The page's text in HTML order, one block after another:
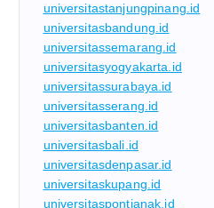
universitastanjungpinang.id
universitasbandung.id
universitassemarang.id
universitasyogyakarta.id
universitassurabaya.id
universitasserang.id
universitasbanten.id
universitasbali.id
universitasdenpasar.id
universitaskupang.id
universitaspontianak.id